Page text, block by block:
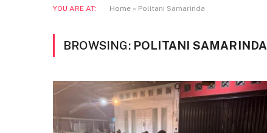
YOU ARE AT: Home » Politani Samarinda
BROWSING: POLITANI SAMARINDA